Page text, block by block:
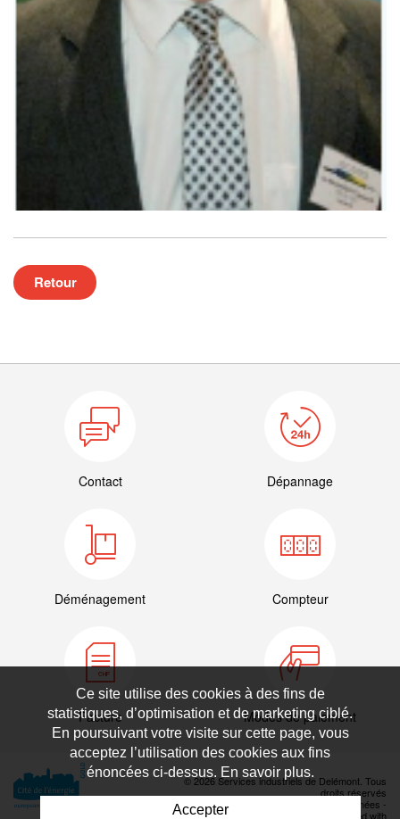
Retour
Contact Dépannage
Déménagement Compteur
Facture Modes de paiement
© 2026 Services industriels de Delémont. Tous
droits réservés
Déclaration de protection des données -
Powered by Artionet
Generated with
Ce site utilise des cookies à des fins de
statistiques, d’optimisation et de marketing ciblé.
En poursuivant votre visite sur cette page, vous
acceptez l’utilisation des cookies aux fins
énoncées ci-dessus. En savoir plus.
Accepter